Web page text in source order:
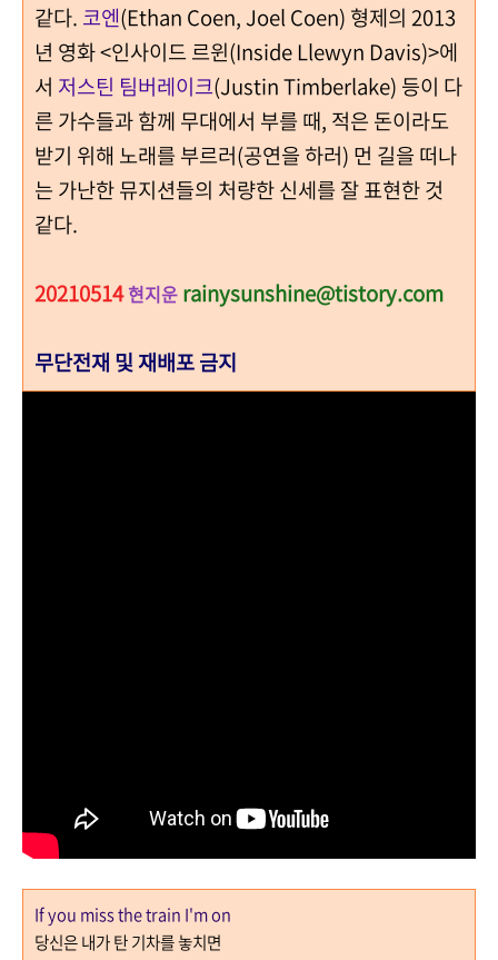
같다. 코엔(Ethan Coen, Joel Coen) 형제의 2013
년 영화 <인사이드 르윈(Inside Llewyn Davis)>에
서 저스틴 팀버레이크(Justin Timberlake) 등이 다
른 가수들과 함께 무대에서 부를 때, 적은 돈이라도
받기 위해 노래를 부르러(공연을 하러) 먼 길을 떠나
는 가난한 뮤지션들의 처량한 신세를 잘 표현한 것
같다.
20210514현지운 rainysunshine@tistory.com
무단전재 및 재배포 금지
If you miss the train I'm on
당신은 내가 탄 기차를 놓치면